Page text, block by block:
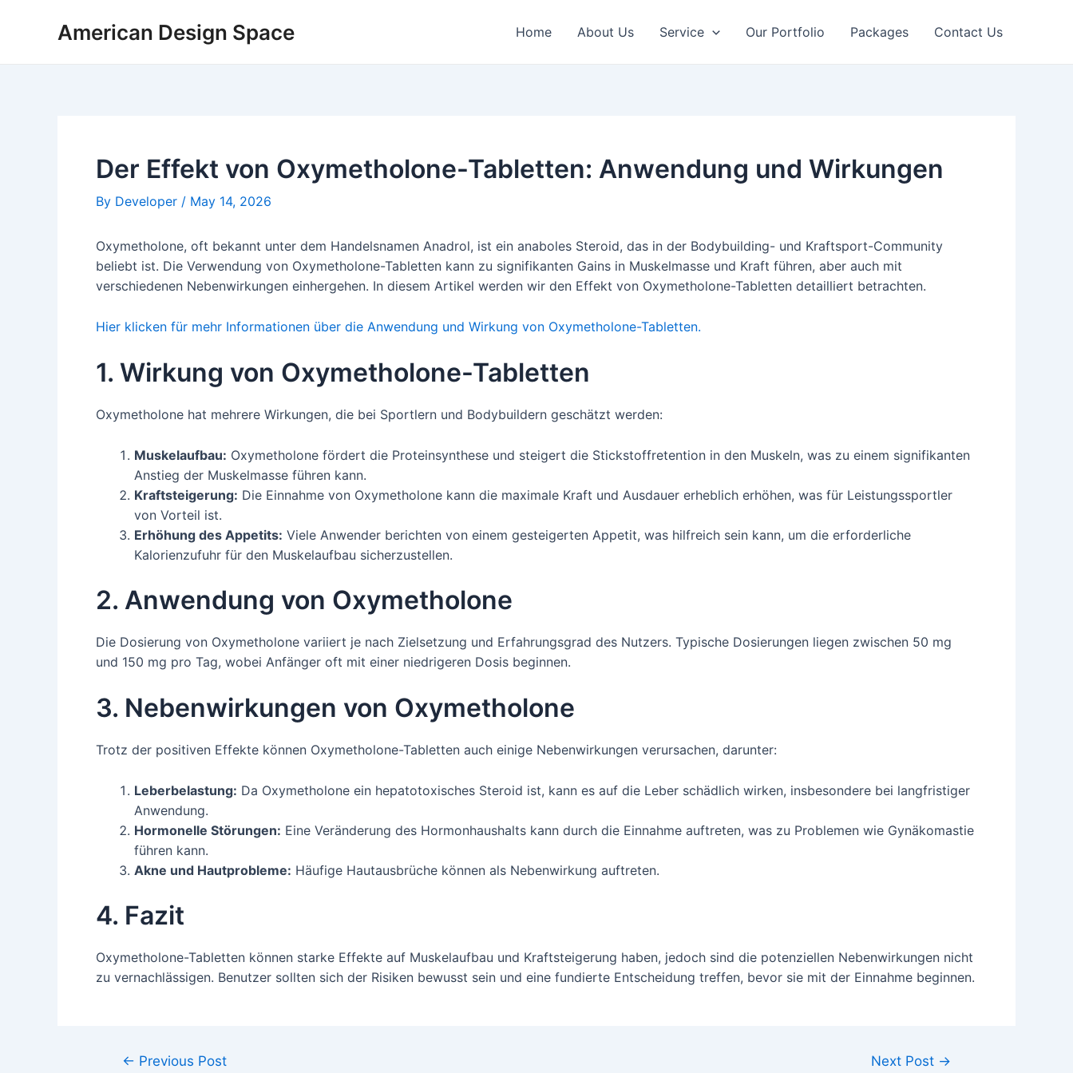
American Design Space Home About Us Service Our Portfolio Packages Contact Us
Der Effekt von Oxymetholone-Tabletten: Anwendung und Wirkungen
By Developer / May 14, 2026
Oxymetholone, oft bekannt unter dem Handelsnamen Anadrol, ist ein anaboles Steroid, das in der Bodybuilding- und Kraftsport-Community
beliebt ist. Die Verwendung von Oxymetholone-Tabletten kann zu signifikanten Gains in Muskelmasse und Kraft führen, aber auch mit
verschiedenen Nebenwirkungen einhergehen. In diesem Artikel werden wir den Effekt von Oxymetholone-Tabletten detailliert betrachten.
Hier klicken für mehr Informationen über die Anwendung und Wirkung von Oxymetholone-Tabletten.
1. Wirkung von Oxymetholone-Tabletten
Oxymetholone hat mehrere Wirkungen, die bei Sportlern und Bodybuildern geschätzt werden:
Muskelaufbau: Oxymetholone fördert die Proteinsynthese und steigert die Stickstoffretention in den Muskeln, was zu einem signifikanten
Anstieg der Muskelmasse führen kann.
Kraftsteigerung: Die Einnahme von Oxymetholone kann die maximale Kraft und Ausdauer erheblich erhöhen, was für Leistungssportler
von Vorteil ist.
Erhöhung des Appetits: Viele Anwender berichten von einem gesteigerten Appetit, was hilfreich sein kann, um die erforderliche
Kalorienzufuhr für den Muskelaufbau sicherzustellen.
2. Anwendung von Oxymetholone
Die Dosierung von Oxymetholone variiert je nach Zielsetzung und Erfahrungsgrad des Nutzers. Typische Dosierungen liegen zwischen 50 mg
und 150 mg pro Tag, wobei Anfänger oft mit einer niedrigeren Dosis beginnen.
3. Nebenwirkungen von Oxymetholone
Trotz der positiven Effekte können Oxymetholone-Tabletten auch einige Nebenwirkungen verursachen, darunter:
Leberbelastung: Da Oxymetholone ein hepatotoxisches Steroid ist, kann es auf die Leber schädlich wirken, insbesondere bei langfristiger
Anwendung.
Hormonelle Störungen: Eine Veränderung des Hormonhaushalts kann durch die Einnahme auftreten, was zu Problemen wie Gynäkomastie
führen kann.
Akne und Hautprobleme: Häufige Hautausbrüche können als Nebenwirkung auftreten.
4. Fazit
Oxymetholone-Tabletten können starke Effekte auf Muskelaufbau und Kraftsteigerung haben, jedoch sind die potenziellen Nebenwirkungen nicht
zu vernachlässigen. Benutzer sollten sich der Risiken bewusst sein und eine fundierte Entscheidung treffen, bevor sie mit der Einnahme beginnen.
navigation
← Previous Post Next Post →